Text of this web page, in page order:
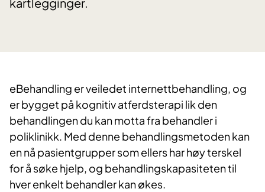
eBehandling er veiledet internettbehandling, og
er bygget på kognitiv atferdsterapi lik den
behandlingen du kan motta fra behandler i
poliklinikk. Med denne behandlingsmetoden kan
en nå pasientgrupper som ellers har høy terskel
for å søke hjelp, og behandlingskapasiteten til
hver enkelt behandler kan økes.